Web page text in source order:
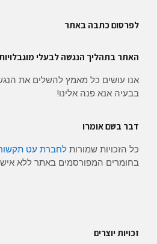
לפרסום כתבה באתר
האתר בתהליך הנגשה לבעלי
אנו עושים כל מאמץ להשלים את
בבעיה אנא פנה אלינו!
דבר בשם אומרו
כל הזכויות שמורות לחברת עט
בחומרים המפורסמים באתר ללא
זכויות יוצרים